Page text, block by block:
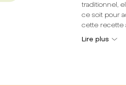
traditionnel,
ce soit pour
cette recette
cuisine.
Lire plus